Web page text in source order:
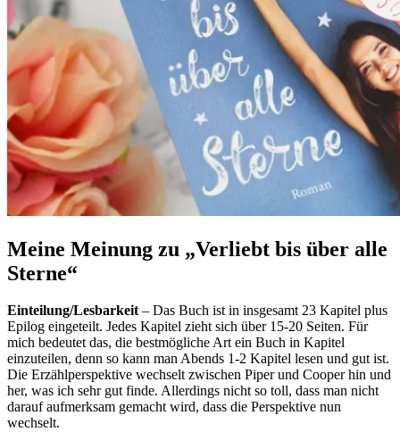
Meine Meinung zu „Verliebt bis über alle
Sterne“
Einteilung/Lesbarkeit– Das Buch ist in insgesamt 23 Kapitel plus
Epilog eingeteilt. Jedes Kapitel zieht sich über 15-20 Seiten. Für
mich bedeutet das, die bestmögliche Art ein Buch in Kapitel
einzuteilen, denn so kann man Abends 1-2 Kapitel lesen und gut ist.
Die Erzählperspektive wechselt zwischen Piper und Cooper hin und
her, was ich sehr gut finde. Allerdings nicht so toll, dass man nicht
darauf aufmerksam gemacht wird, dass die Perspektive nun
wechselt.